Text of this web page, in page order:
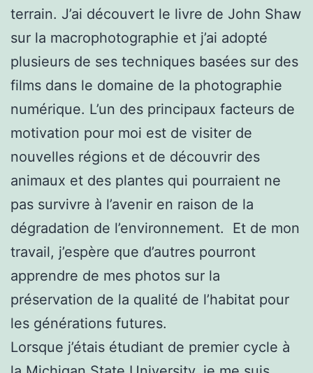
terrain. J’ai découvert le livre de John Shaw
sur la macrophotographie et j’ai adopté
plusieurs de ses techniques basées sur des
films dans le domaine de la photographie
numérique. L’un des principaux facteurs de
motivation pour moi est de visiter de
nouvelles régions et de découvrir des
animaux et des plantes qui pourraient ne
pas survivre à l’avenir en raison de la
dégradation de l’environnement. Et de mon
travail, j’espère que d’autres pourront
apprendre de mes photos sur la
préservation de la qualité de l’habitat pour
les générations futures.
Lorsque j’étais étudiant de premier cycle à